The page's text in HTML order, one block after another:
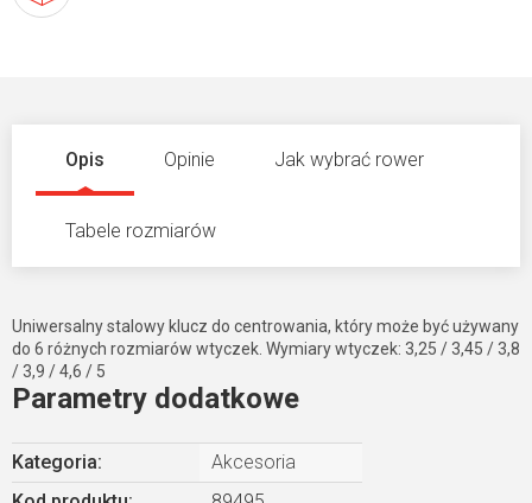
Opis Opinie Jak wybrać rower
Tabele rozmiarów
Uniwersalny stalowy klucz do centrowania, który może być używany
do 6 różnych rozmiarów wtyczek. Wymiary wtyczek: 3,25 / 3,45 / 3,8
/ 3,9 / 4,6 / 5
Parametry dodatkowe
Kategoria:
Akcesoria